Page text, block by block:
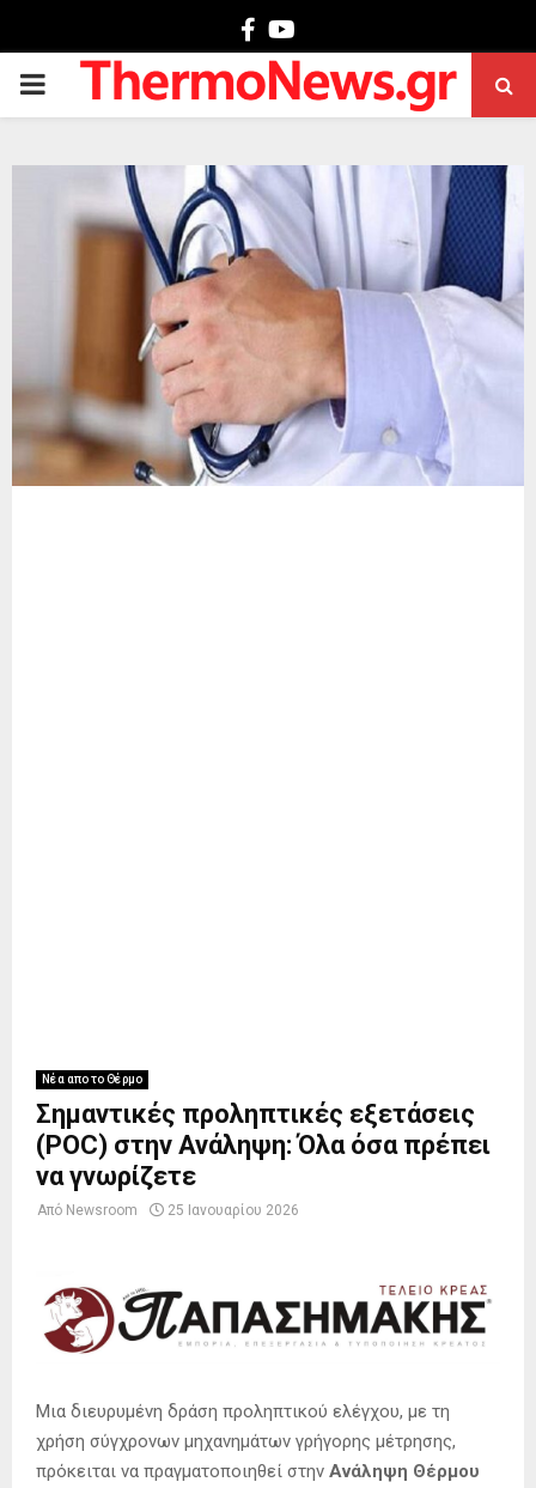
Facebook
PRIMARY
Νέα απο το Θέρμο
Σημαντικές προληπτικές εξετάσεις
(POC) στην Ανάληψη: Όλα όσα πρέπει
να γνωρίζετε
Από Newsroom 25 Ιανουαρίου 2026
Μια διευρυμένη δράση προληπτικού ελέγχου, με τη
χρήση σύγχρονων μηχανημάτων γρήγορης μέτρησης,
πρόκειται να πραγματοποιηθεί στην Ανάληψη Θέρμου